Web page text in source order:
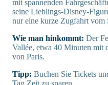
mit spannenden
seine Lieblings-Disney-
nur eine kurze Zugfahrt vom
Wie man hinkommt: Der
Vallée, etwa 40 Minuten mit
von Paris.
Tipp: Buchen Sie Tickets
Tag Zeit zu sparen.